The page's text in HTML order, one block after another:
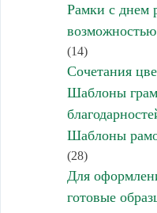
Рамки с днем
возможностью
(14)
Сочетания
Шаблоны
Шаблоны
(28)
Для
готовые